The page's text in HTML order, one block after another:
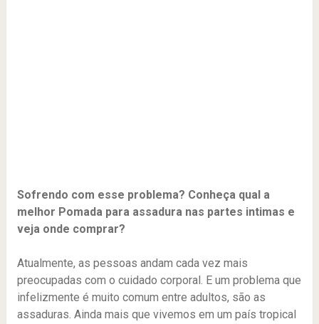
Sofrendo com esse problema? Conheça qual a
melhor Pomada para assadura nas partes intimas e
veja onde comprar?
Atualmente, as pessoas andam cada vez mais
preocupadas com o cuidado corporal. E um problema que
infelizmente é muito comum entre adultos, são as
assaduras. Ainda mais que vivemos em um país tropical